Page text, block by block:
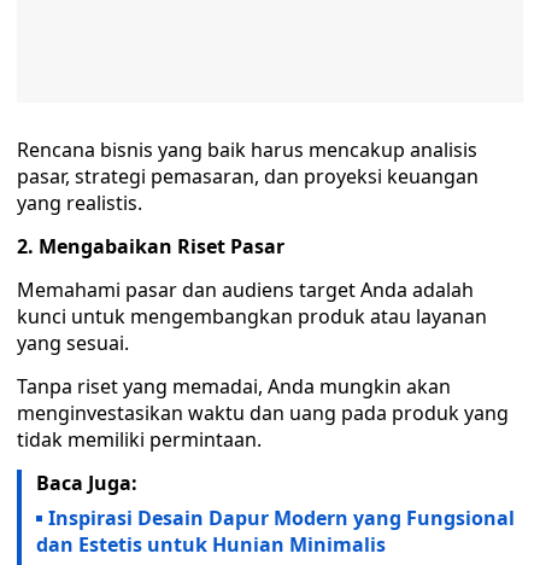
Rencana bisnis yang baik harus mencakup analisis
pasar, strategi pemasaran, dan proyeksi keuangan
yang realistis.
2. Mengabaikan Riset Pasar
Memahami pasar dan audiens target Anda adalah
kunci untuk mengembangkan produk atau layanan
yang sesuai.
Tanpa riset yang memadai, Anda mungkin akan
menginvestasikan waktu dan uang pada produk yang
tidak memiliki permintaan.
Baca Juga:
Inspirasi Desain Dapur Modern yang Fungsional
dan Estetis untuk Hunian Minimalis